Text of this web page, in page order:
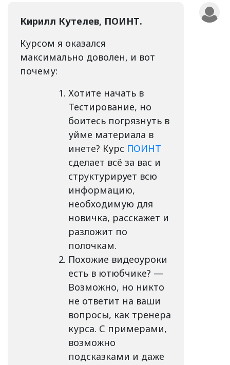
Кирилл Кутелев, ПОИНТ.
Курсом я оказался
максимально доволен, и вот
почему:
Хотите начать в
Тестирование, но
боитесь погрязнуть в
уйме материала в
инете? Курс ПОИНТ
сделает всё за вас и
структурирует всю
информацию,
необходимую для
новичка, расскажет и
разложит по
полочкам.
Похожие видеоуроки
есть в ютюбчике? —
Возможно, но никто
не ответит на ваши
вопросы, как тренера
курса. С примерами,
возможно
подсказками и даже